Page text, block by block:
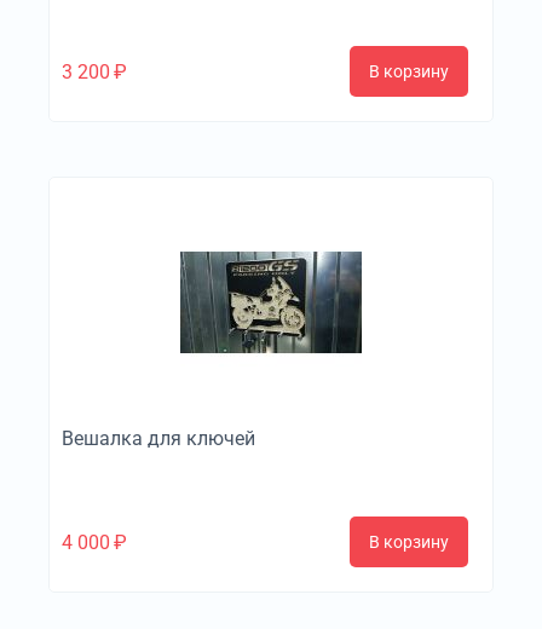
3 200 ₽ В корзину
Вешалка для ключей
4 000 ₽ В корзину